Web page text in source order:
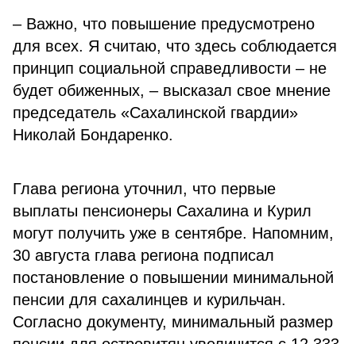
– Важно, что повышение предусмотрено
для всех. Я считаю, что здесь соблюдается
принцип социальной справедливости – не
будет обиженных, – высказал свое мнение
председатель «Сахалинской гвардии»
Николай Бондаренко.
Глава региона уточнил, что первые
выплаты пенсионеры Сахалина и Курил
могут получить уже в сентябре. Напомним,
30 августа глава региона подписал
постановление о повышении минимальной
пенсии для сахалинцев и курильчан.
Согласно документу, минимальный размер